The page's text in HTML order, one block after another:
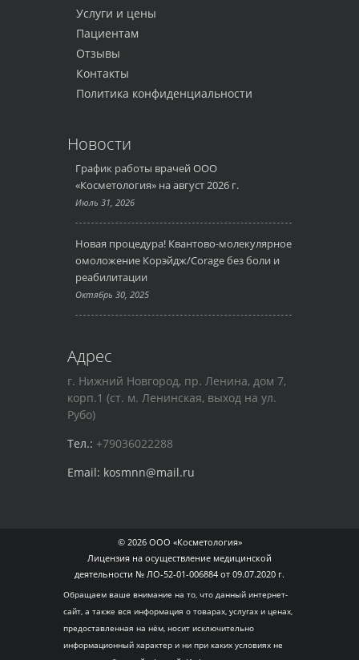
Услуги и цены
Пациентам
Отзывы
Контакты
Политика конфиденциальности
Новости
График работы врачей ООО
«Косметология» на август 2026 г.
Июль 31, 2026
Новая процедура! Квантово-молекулярное
омоложение Корэйдж/Corage без боли и
реабилитации
Октябрь 30, 2025
Адрес
г. Нижний Новгород, пр. Ленина, дом 7,
корп.1 (ст. м. Ленинская, выход на ул.
Рубо)
Тел.: +79036022288
Email: kosmnn@mail.ru
© 2026 ООО «Косметология»
Лицензия на осуществление медицинской
деятельности № ЛО-52-01-006884 от 09.07.2020 г.
Обращаем ваше внимание на то, что данный интернет-
сайт, а также вся информация о товарах, услугах и ценах,
предоставленная на нём, носит исключительно
информационный характер и ни при каких условиях не